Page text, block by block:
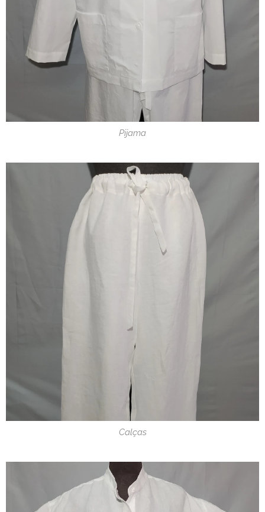
Pijama
Calças